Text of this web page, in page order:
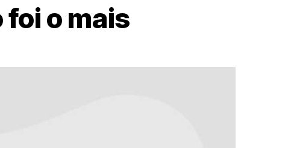
o mais